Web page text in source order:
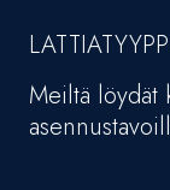
Meiltä löydät